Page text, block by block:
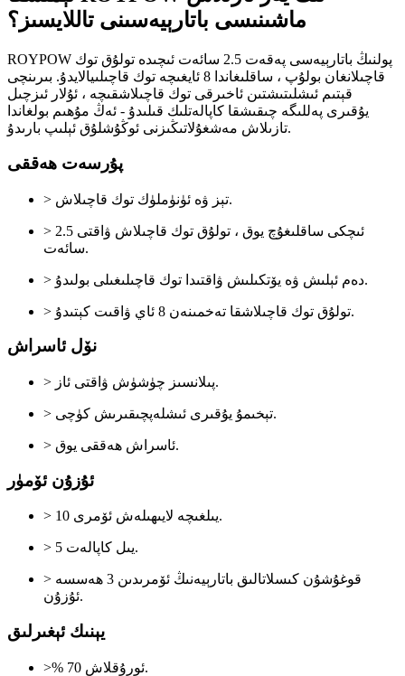
ماشىنىسى باتارېيەسىنى تاللايسىز؟
ROYPOW پولنىڭ باتارېيەسى پەقەت 2.5 سائەت ئىچىدە تولۇق توك
قاچىلانغان بولۇپ ، ساقلىغاندا 8 ئايغىچە توك قاچىلىيالايدۇ. بىرىنچى
قېتىم ئىشلىتىشتىن ئاخىرقى توك قاچىلاشقىچە ، ئۇلار ئىزچىل
يۇقىرى پەللىگە چىقىشقا كاپالەتلىك قىلىدۇ - ئەڭ مۇھىم بولغاندا
تازىلاش مەشغۇلاتىڭىزنى ئوڭۇشلۇق ئېلىپ بارىدۇ.
پۇرسەت ھەققى
> تېز ۋە ئۈنۈملۈك توك قاچىلاش.
> ئىچكى ساقلىغۇچ يوق ، تولۇق توك قاچىلاش ۋاقتى 2.5
سائەت.
> دەم ئېلىش ۋە يۆتكىلىش ۋاقتىدا توك قاچىلىغىلى بولىدۇ.
> تولۇق توك قاچىلاشقا تەخمىنەن 8 ئاي ۋاقىت كېتىدۇ.
نۆل ئاسراش
> پىلانسىز چۈشۈش ۋاقتى ئاز.
> تېخىمۇ يۇقىرى ئىشلەپچىقىرىش كۈچى.
> ئاسراش ھەققى يوق.
ئۇزۇن ئۆمۈر
> 10 يىلغىچە لايىھىلەش ئۆمرى.
> 5 يىل كاپالەت.
> قوغۇشۇن كىسلاتالىق باتارېيەنىڭ ئۆمرىدىن 3 ھەسسە
ئۇزۇن.
يېنىك ئېغىرلىق
>% 70 ئورۇقلاش.